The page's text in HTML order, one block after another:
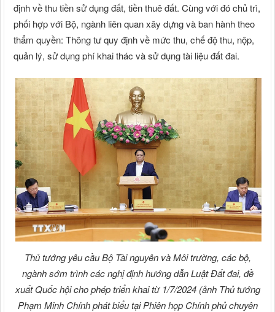
định về thu tiền sử dụng đất, tiền thuê đất. Cùng với đó chủ trì,
phối hợp với Bộ, ngành liên quan xây dựng và ban hành theo
thẩm quyền: Thông tư quy định về mức thu, chế độ thu, nộp,
quản lý, sử dụng phí khai thác và sử dụng tài liệu đất đai.
Thủ tướng yêu cầu Bộ Tài nguyên và Môi trường, các bộ,
ngành sớm trình các nghị định hướng dẫn Luật Đất đai, đề
xuất Quốc hội cho phép triển khai từ 1/7/2024 (ảnh Thủ tướng
Phạm Minh Chính phát biểu tại Phiên họp Chính phủ chuyên